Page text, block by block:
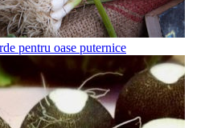
pentru oase puternice